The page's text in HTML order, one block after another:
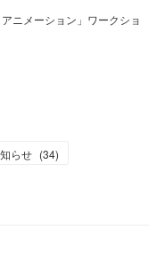
ニメーション」ワークショ
らせ (34)